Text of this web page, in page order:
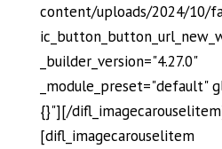
content/uploads/2024/10/
_builder_version="4.27.0"
_module_preset="default"
{}"][/
[difl_imagecarouselitem